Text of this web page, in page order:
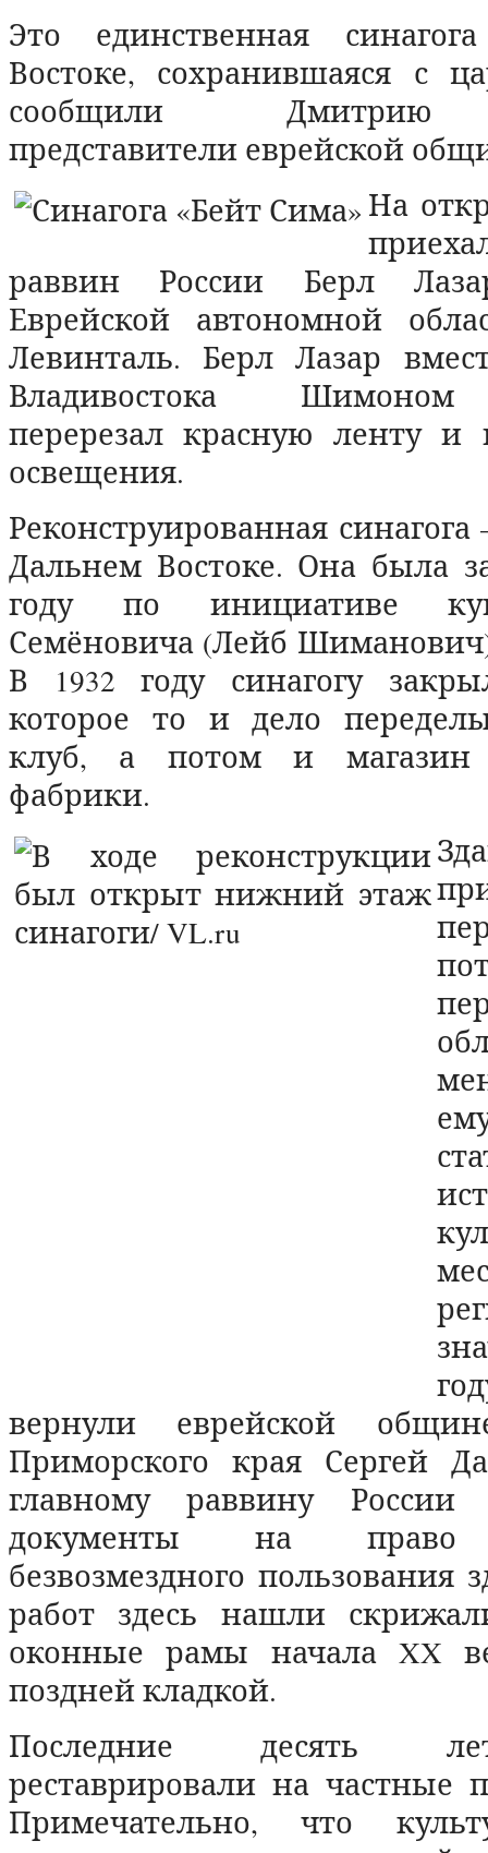
Это единственная
Востоке, сохранившаяся с
сообщили Дмитрию
представители еврейской
На
раввин России Берл
Еврейской автономной
Левинталь. Берл Лазар
Владивостока
перерезал красную ленту и
освещения.
Реконструированная
Дальнем Востоке. Она была
году по инициативе
Семёновича (Лейб
В 1932 году синагогу
которое то и дело
клуб, а потом и магазин
фабрики.
вернули еврейской
Приморского края Сергей
главному раввину России
документы на право
безвозмездного пользования
работ здесь нашли
оконные рамы начала XX
поздней кладкой.
Последние десять
реставрировали на частные
Примечательно, что